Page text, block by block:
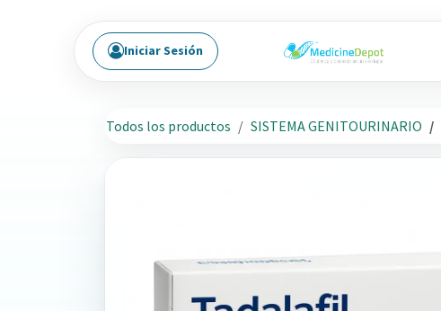
Iniciar Sesión
Todos los productos SISTEMA GENITOURINARIO